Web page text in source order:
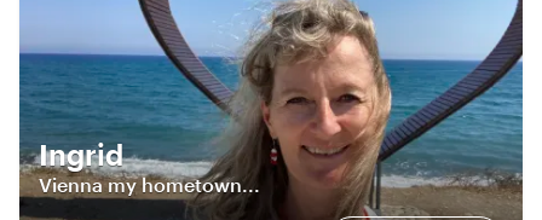
Ingrid
Vienna my hometown...